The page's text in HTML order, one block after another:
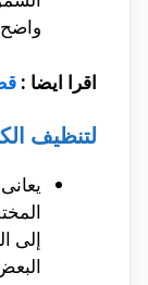
اقرا ايضا :
لتنظيف
إلى